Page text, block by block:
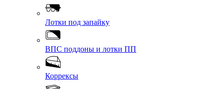
Лотки под запайку
ВПС поддоны и лотки ПП
Коррексы